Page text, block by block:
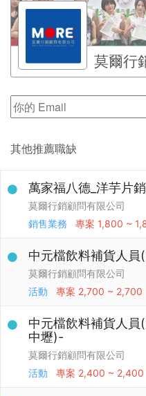
莫爾行
其他推薦職缺
萬家福八德_洋芋片
莫爾行銷顧問有限公司
銷售業務
專案 1,800 ~
中元檔飲料補貨人員
莫爾行銷顧問有限公司
活動
專案 2,700 ~ 2,700
中元檔飲料補貨人
中壢)-
莫爾行銷顧問有限公司
活動
專案 2,400 ~ 2,400